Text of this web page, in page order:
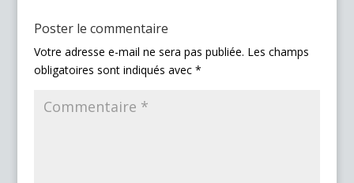
Poster le commentaire
Votre adresse e-mail ne sera pas publiée. Les champs
obligatoires sont indiqués avec *